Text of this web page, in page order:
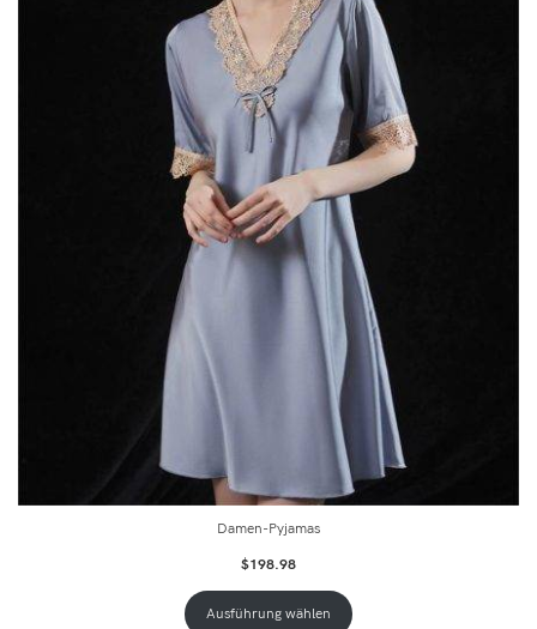
Damen-Pyjamas
$198.98
Ausführung wählen